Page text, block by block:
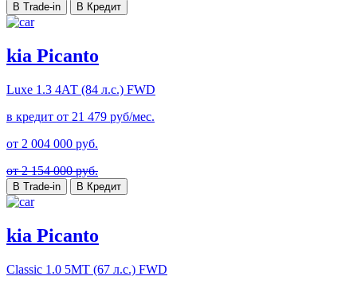
В Trade-in В Кредит
kia Picanto
Luxe 1.3 4АТ (84 л.с.) FWD
в кредит от 21 479 руб/мес.
от 2 004 000 руб.
от 2 154 000 руб.
В Trade-in В Кредит
kia Picanto
Classic 1.0 5МТ (67 л.с.) FWD